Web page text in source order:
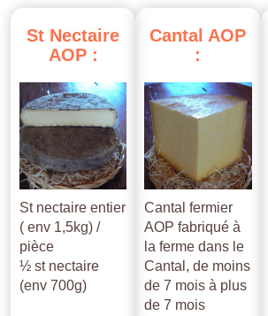
St Nectaire
AOP :
St nectaire entier
( env 1,5kg) /
pièce
½ st nectaire
(env 700g)
Cantal AOP
:
Cantal fermier
AOP fabriqué à
la ferme dans le
Cantal, de moins
de 7 mois à plus
de 7 mois